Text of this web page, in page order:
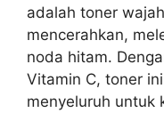
adalah toner
mencerahkan,
noda hitam.
Vitamin C, toner
menyeluruh untuk